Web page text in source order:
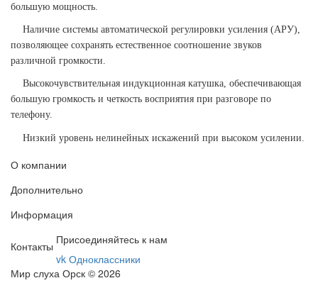
большую мощность.
Наличие системы автоматической регулировки усиления (АРУ),
позволяющее сохранять естественное соотношение звуков
различной громкости.
Высокочувствительная индукционная катушка, обеспечивающая
большую громкость и четкость восприятия при разговоре по
телефону.
Низкий уровень нелинейных искажений при высоком усилении.
О компании
Дополнительно
Информация
Контакты Присоединяйтесь к нам
vk Одноклассники
Мир слуха Орск © 2026